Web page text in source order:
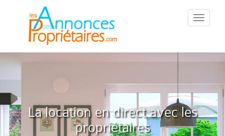
::Menu::
La location en direct avec les
propriétaires